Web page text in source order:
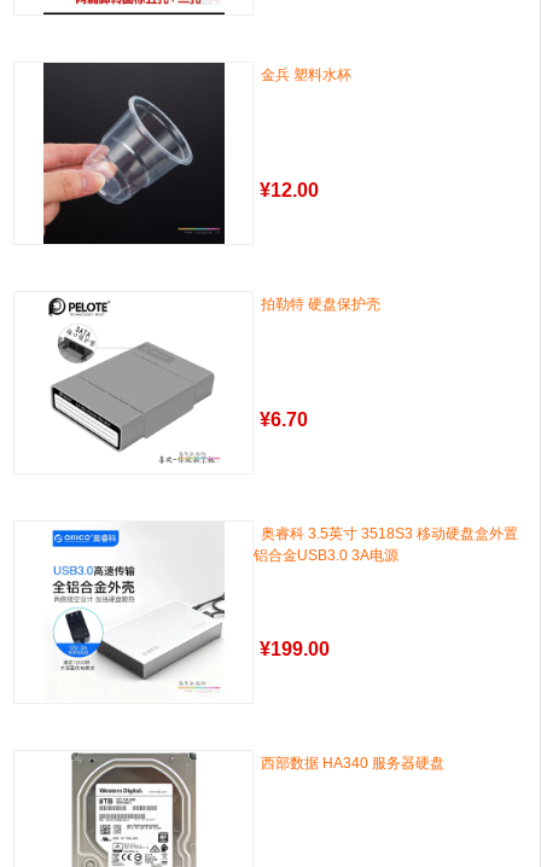
金兵 塑料水杯
¥12.00
拍勒特 硬盘保护壳
¥6.70
奥睿科 3.5英寸 3518S3 移动硬盘盒外置
铝合金USB3.0 3A电源
¥199.00
西部数据 HA340 服务器硬盘